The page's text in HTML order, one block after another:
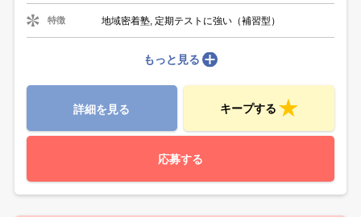
特徴 地域密着塾, 定期テストに強い（補習型）
もっと見る
詳細を見る キープする
応募する